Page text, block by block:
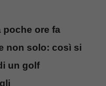
poche ore fa
non solo: così si
un golf